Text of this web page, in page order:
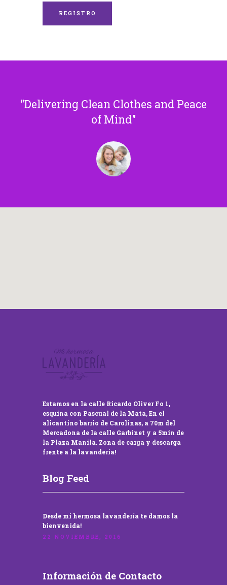
Delivering Clean Clothes and Peace
of Mind
Estamos en la calle Ricardo Oliver Fo 1,
esquina con Pascual de la Mata, En el
alicantino barrio de Carolinas, a 70m del
Mercadona de la calle Garbinet y a 5min de
la Plaza Manila. Zona de carga y descarga
frente a la lavandería!
Blog Feed
Desde mi hermosa lavandería te damos la
bienvenida!
22 NOVIEMBRE, 2016
Información de Contacto